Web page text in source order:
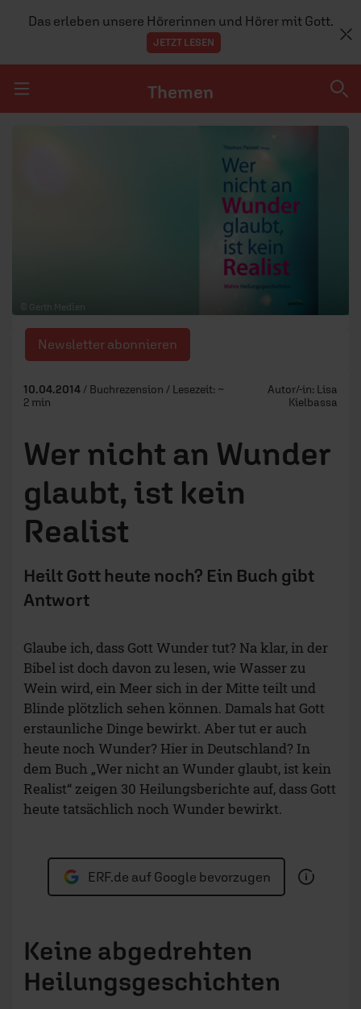
Das erleben unsere Hörerinnen und Hörer mit Gott.
JETZT LESEN
Themen
TEAM
© Gerth Medien
Newsletter abonnieren
10.04.2014 / Buchrezension / Lesezeit: ~
2 min
Autor/-in: Lisa
Kielbassa
Wer nicht an Wunder
glaubt, ist kein
Realist
Heilt Gott heute noch? Ein Buch gibt
Antwort
Glaube ich, dass Gott Wunder tut? Na klar, in der
Bibel ist doch davon zu lesen, wie Wasser zu
Wein wird, ein Meer sich in der Mitte teilt und
Blinde plötzlich sehen können. Damals hat Gott
erstaunliche Dinge bewirkt. Aber tut er auch
heute noch Wunder? Hier in Deutschland? In
dem Buch „Wer nicht an Wunder glaubt, ist kein
Realist“ zeigen 30 Heilungsberichte auf, dass Gott
heute tatsächlich noch Wunder bewirkt.
ERF.de auf Google bevorzugen
Keine abgedrehten
Heilungsgeschichten